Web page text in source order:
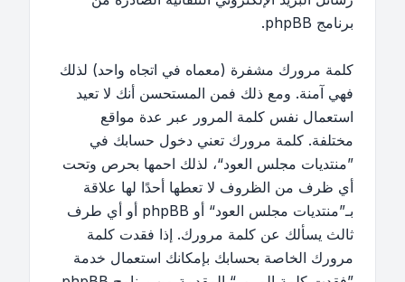
برنامج phpBB.
كلمة مرورك مشفرة (معماه في اتجاه واحد) لذلك
فهي آمنة. ومع ذلك فمن المستحسن أنك لا تعيد
استعمال نفس كلمة المرور عبر عدة مواقع
مختلفة. كلمة مرورك تعني دخول حسابك في
”منتديات مجلس العود“، لذلك احمها بحرص وتحت
أي ظرف من الظروف لا تعطها أحدًا لها علاقة
بـ”منتديات مجلس العود“ أو phpBB أو أي طرف
ثالث يسألك عن كلمة مرورك. إذا فقدت كلمة
مرورك الخاصة بحسابك بإمكانك استعمال خدمة